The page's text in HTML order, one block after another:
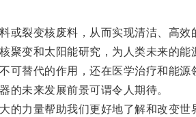
裂变核废料，从而实现清洁、高效
变和太阳能研究，为人类未来的能
替代的作用，还在医学治疗和能源
未来发展前景可谓令人期待。
力量帮助我们更好地了解和改变世